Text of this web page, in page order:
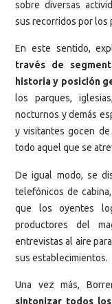
sobre diversas
sus recorridos por los
En este sentido,
través de
historia y posición
los parques,
nocturnos y demás
y visitantes gocen
todo aquel que se
De igual modo, se
telefónicos de
que los oyentes
productores del
entrevistas al aire
sus establecimientos.
Una vez más,
sintonizar todos